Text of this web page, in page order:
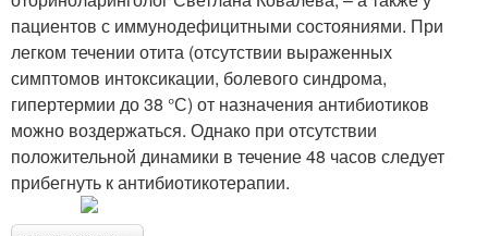
пациентов с иммунодефицитными состояниями. При
легком течении отита (отсутствии выраженных
симптомов интоксикации, болевого синдрома,
гипертермии до 38 °С) от назначения антибиотиков
можно воздержаться. Однако при отсутствии
положительной динамики в течение 48 часов следует
прибегнуть к антибиотикотерапии.